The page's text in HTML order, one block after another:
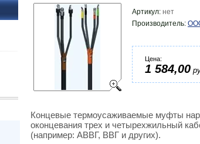
Артикул: нет
Производитель:
Цена:
1 584,00
Концевые термоусаживаемые муфты
оконцевания трех и четырехжильный
(например: АВВГ, ВВГ и других).